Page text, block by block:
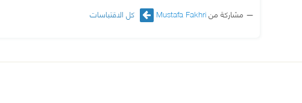
مشاركة منMustafa Fakhri كل الاقتباسات